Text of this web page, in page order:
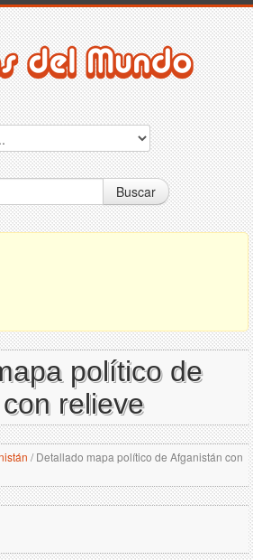
Buscar
político de
relieve
/Detallado mapa político de Afganistán con